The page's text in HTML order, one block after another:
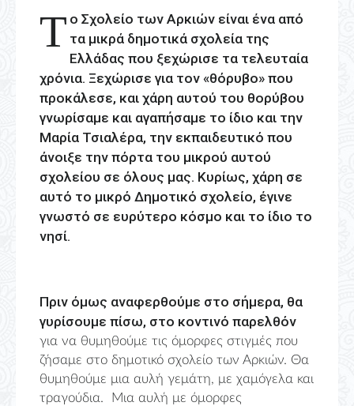
Τ ο Σχολείο των Αρκιών είναι ένα από
τα μικρά δημοτικά σχολεία της
Ελλάδας που ξεχώρισε τα τελευταία
χρόνια. Ξεχώρισε για τον «θόρυβο» που
προκάλεσε, και χάρη αυτού του θορύβου
γνωρίσαμε και αγαπήσαμε το ίδιο και την
Μαρία Τσιαλέρα, την εκπαιδευτικό που
άνοιξε την πόρτα του μικρού αυτού
σχολείου σε όλους μας. Κυρίως, χάρη σε
αυτό το μικρό Δημοτικό σχολείο, έγινε
γνωστό σε ευρύτερο κόσμο και το ίδιο το
νησί.
Πριν όμως αναφερθούμε στο σήμερα, θα
γυρίσουμε πίσω, στο κοντινό παρελθόν
για να θυμηθούμε τις όμορφες στιγμές που
ζήσαμε στο δημοτικό σχολείο των Αρκιών. Θα
θυμηθούμε μια αυλή γεμάτη, με χαμόγελα και
τραγούδια. Μια αυλή με όμορφες